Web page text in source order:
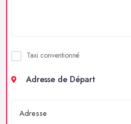
Taxi conventionné
Adresse de Départ